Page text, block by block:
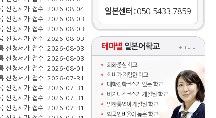
신청서가 접수 2026-08-04
신청서가 접수 2026-08-04
신청서가 접수 2026-08-03
신청서가 접수 2026-08-03
신청서가 접수 2026-08-03
신청서가 접수 2026-08-03
신청서가 접수 2026-08-03
신청서가 접수 2026-08-01
신청서가 접수 2026-07-31
신청서가 접수 2026-07-31
신청서가 접수 2026-07-31
신청서가 접수 2026-07-31
일본센터 :050-5433-7859